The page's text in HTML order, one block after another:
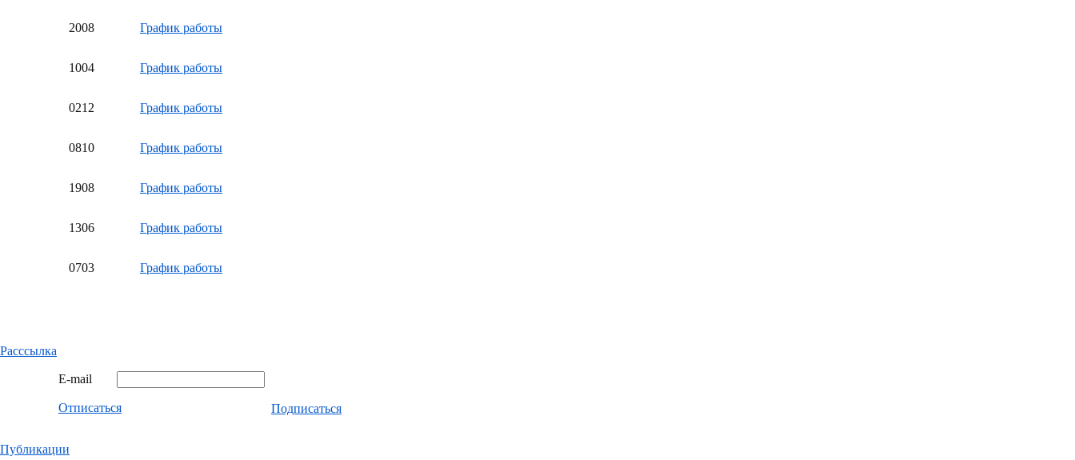
2008 График работы
1004 График работы
0212 График работы
0810 График работы
1908 График работы
1306 График работы
0703 График работы
Расссылка
E-mail
Отписаться Подписаться
Публикации